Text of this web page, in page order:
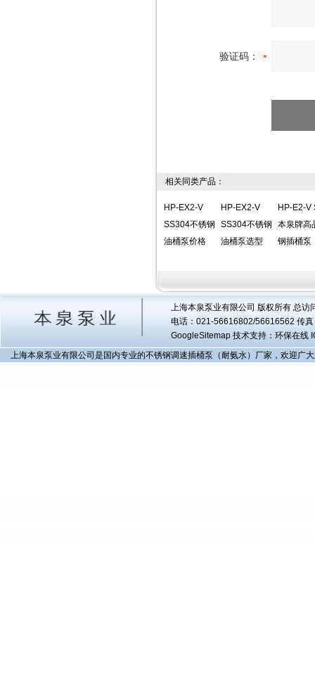
验证码：
相关同类产品：
HP-EX2-V
SS304不锈钢
油桶泵价格
HP-EX2-V
SS304不锈钢
油桶泵选型
HP-E2-V
本泉牌高
钢插桶泵
上海本泉泵业有限公司 版权所有 总访
电话：021-56616802/56616562 传
GoogleSitemap技术支持：环保在线
上海本泉泵业有限公司是国内专业的不锈钢调速插桶泵（耐氨水）厂家，欢迎广